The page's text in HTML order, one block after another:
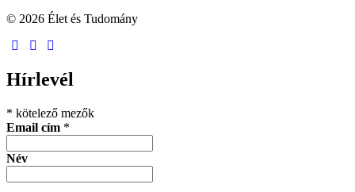
© 2026 Élet és Tudomány
facebook-
youtube-
email
Hírlevél
* kötelező mezők
Email cím *
Név